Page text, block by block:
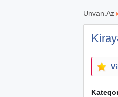
Unvan.Az